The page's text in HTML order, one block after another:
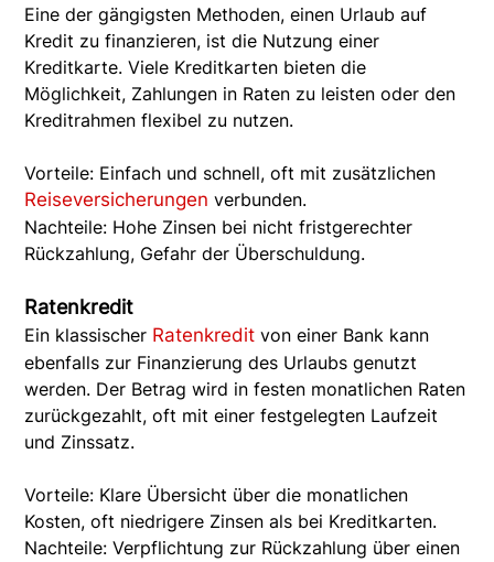
Eine der gängigsten Methoden, einen Urlaub auf
Kredit zu finanzieren, ist die Nutzung einer
Kreditkarte. Viele Kreditkarten bieten die
Möglichkeit, Zahlungen in Raten zu leisten oder den
Kreditrahmen flexibel zu nutzen.
Vorteile: Einfach und schnell, oft mit zusätzlichen
Reiseversicherungen verbunden.
Nachteile: Hohe Zinsen bei nicht fristgerechter
Rückzahlung, Gefahr der Überschuldung.
Ratenkredit
Ein klassischer Ratenkredit von einer Bank kann
ebenfalls zur Finanzierung des Urlaubs genutzt
werden. Der Betrag wird in festen monatlichen Raten
zurückgezahlt, oft mit einer festgelegten Laufzeit
und Zinssatz.
Vorteile: Klare Übersicht über die monatlichen
Kosten, oft niedrigere Zinsen als bei Kreditkarten.
Nachteile: Verpflichtung zur Rückzahlung über einen